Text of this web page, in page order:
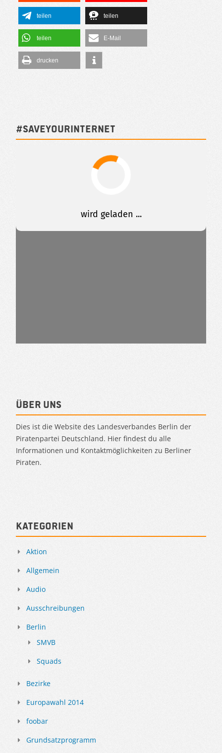
teilen teilen
teilen E-Mail
drucken
#SAVEYOURINTERNET
Über uns
Dies ist die Website des Landesverbandes Berlin der
Piratenpartei Deutschland. Hier findest du alle
Informationen und Kontaktmöglichkeiten zu Berliner
Piraten.
Kategorien
Aktion
Allgemein
Audio
Ausschreibungen
Berlin
SMVB
Squads
Bezirke
Europawahl 2014
foobar
Grundsatzprogramm